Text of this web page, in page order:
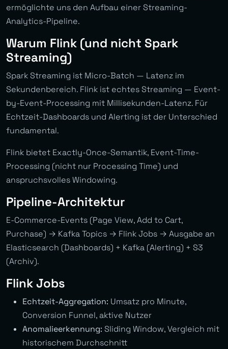
ermöglichte uns den Aufbau einer Streaming-
Analytics-Pipeline.
Warum Flink (und nicht Spark
Streaming)
Spark Streaming ist Micro-Batch — Latenz im
Sekundenbereich. Flink ist echtes Streaming — Event-
by-Event-Processing mit Millisekunden-Latenz. Für
Echtzeit-Dashboards und Alerting ist der Unterschied
fundamental.
Flink bietet Exactly-Once-Semantik, Event-Time-
Processing (nicht nur Processing Time) und
anspruchsvolles Windowing.
Pipeline-Architektur
E-Commerce-Events (Page View, Add to Cart,
Purchase) → Kafka Topics → Flink Jobs → Ausgabe an
Elasticsearch (Dashboards) + Kafka (Alerting) + S3
(Archiv).
Flink Jobs
Echtzeit-Aggregation: Umsatz pro Minute,
Conversion Funnel, aktive Nutzer
Anomalieerkennung: Sliding Window, Vergleich mit
historischem Durchschnitt